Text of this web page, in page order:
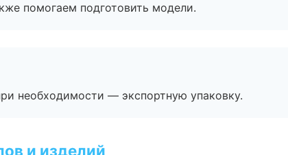
помогаем подготовить модели.
необходимости — экспортную упаковку.
и изделий